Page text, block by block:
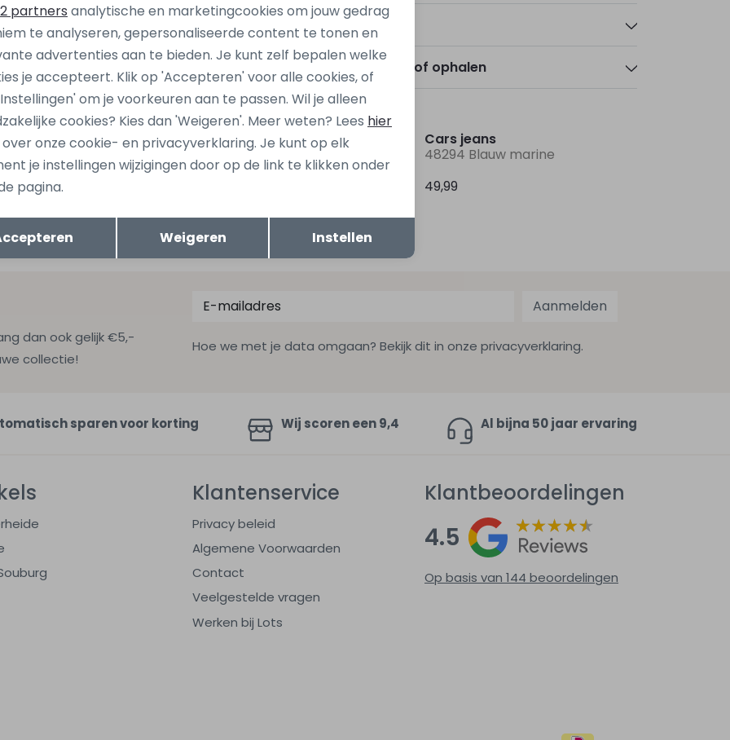
Betalen
Bezorgen of ophalen
Stonecast
Angelus men Z10305 Ecru naturel
Cars jeans
48294 Blauw marine
49,99
dan ook gelijk €5,-
collectie!
Aanmelden
Hoe we met je data omgaan? Bekijk dit in onze privacyverklaring.
sparen voor korting Wij scoren een 9,4 Al bijna 50 jaar ervaring
Klantenservice
Privacy beleid
Algemene Voorwaarden
Contact
Veelgestelde vragen
Werken bij Lots
Klantbeoordelingen
4.5
Op basis van 144 beoordelingen
Terug Opslaan
2 partners analytische en marketingcookies om jouw gedrag
te analyseren, gepersonaliseerde content te tonen en
advertenties aan te bieden. Je kunt zelf bepalen welke
je accepteert. Klik op 'Accepteren' voor alle cookies, of
om je voorkeuren aan te passen. Wil je alleen
cookies? Kies dan 'Weigeren'. Meer weten? Lees hier
onze cookie- en privacyverklaring. Je kunt op elk
je instellingen wijzigingen door op de link te klikken onder
pagina.
Weigeren Instellen